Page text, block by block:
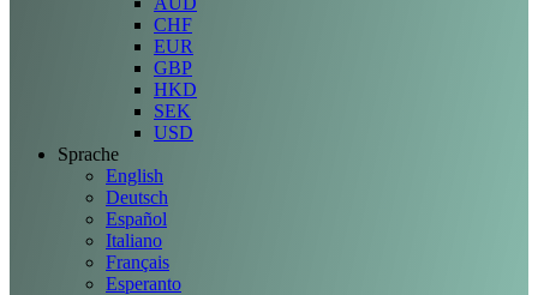
CHF
EUR
GBP
HKD
SEK
USD
Sprache
English
Deutsch
Español
Italiano
Français
Esperanto